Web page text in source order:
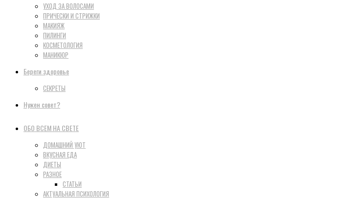
УХОД ЗА ВОЛОСАМИ
ПРИЧЕСКИ И СТРИЖКИ
МАКИЯЖ
ПИЛИНГИ
КОСМЕТОЛОГИЯ
МАНИКЮР
Береги здоровье
СЕКРЕТЫ
Нужен совет?
ОБО ВСЕМ НА СВЕТЕ
ДОМАШНИЙ УЮТ
ВКУСНАЯ ЕДА
ДИЕТЫ
РАЗНОЕ
СТАТЬИ
АКТУАЛЬНАЯ ПСИХОЛОГИЯ